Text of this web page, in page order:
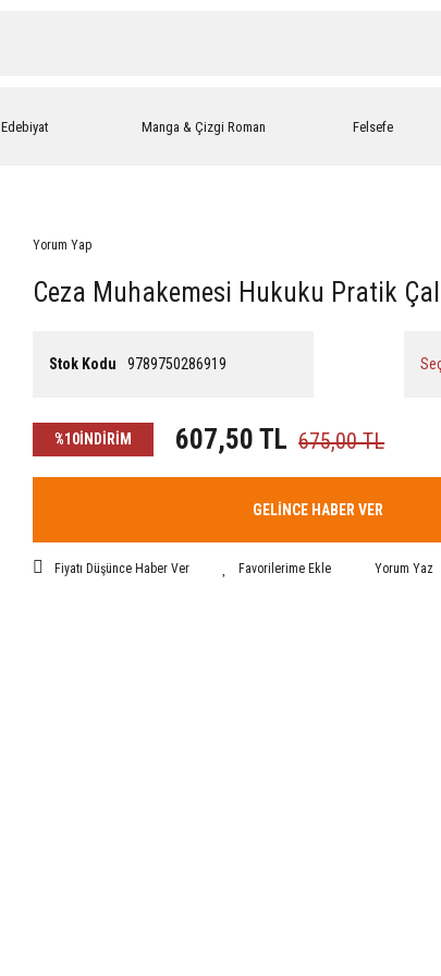
Edebiyat Manga & Çizgi Roman Felsefe
Yorum Yap
Ceza Muhakemesi Hukuku Pratik
Stok Kodu 9789750286919
%10İNDİRİM 607,50 TL 675,00 TL
GELİNCE HABER VER
Fiyatı Düşünce Haber Ver Yorum Yaz